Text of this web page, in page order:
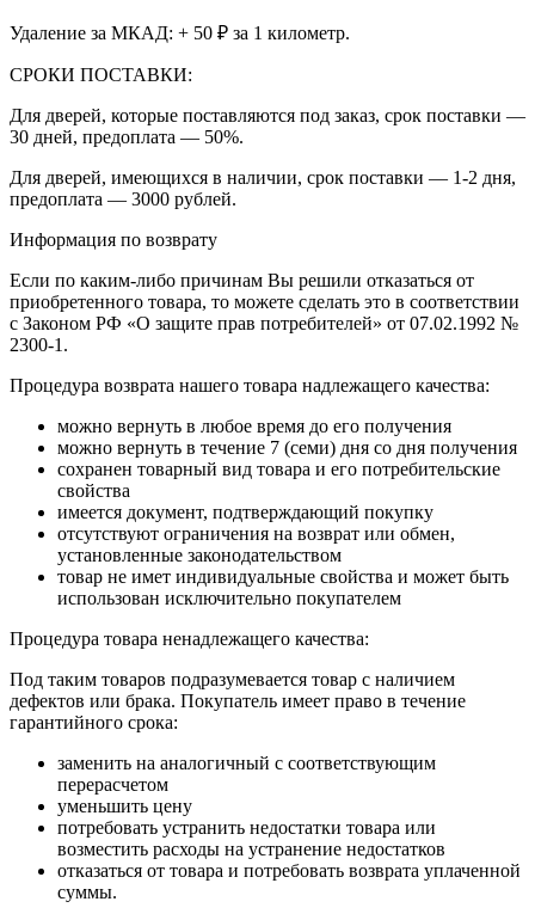
Удаление за МКАД: + 50 ₽ за 1 километр.
СРОКИ ПОСТАВКИ:
Для дверей, которые поставляются под заказ, срок поставки —
30 дней, предоплата — 50%.
Для дверей, имеющихся в наличии, срок поставки — 1-2 дня,
предоплата — 3000 рублей.
Информация по возврату
Если по каким-либо причинам Вы решили отказаться от
приобретенного товара, то можете сделать это в соответствии
с Законом РФ «О защите прав потребителей» от 07.02.1992 №
2300-1.
Процедура возврата нашего товара надлежащего качества:
можно вернуть в любое время до его получения
можно вернуть в течение 7 (семи) дня со дня получения
сохранен товарный вид товара и его потребительские
свойства
имеется документ, подтверждающий покупку
отсутствуют ограничения на возврат или обмен,
установленные законодательством
товар не имет индивидуальные свойства и может быть
использован исключительно покупателем
Процедура товара ненадлежащего качества:
Под таким товаров подразумевается товар с наличием
дефектов или брака. Покупатель имеет право в течение
гарантийного срока:
заменить на аналогичный с соответствующим
перерасчетом
уменьшить цену
потребовать устранить недостатки товара или
возместить расходы на устранение недостатков
отказаться от товара и потребовать возврата уплаченной
суммы.